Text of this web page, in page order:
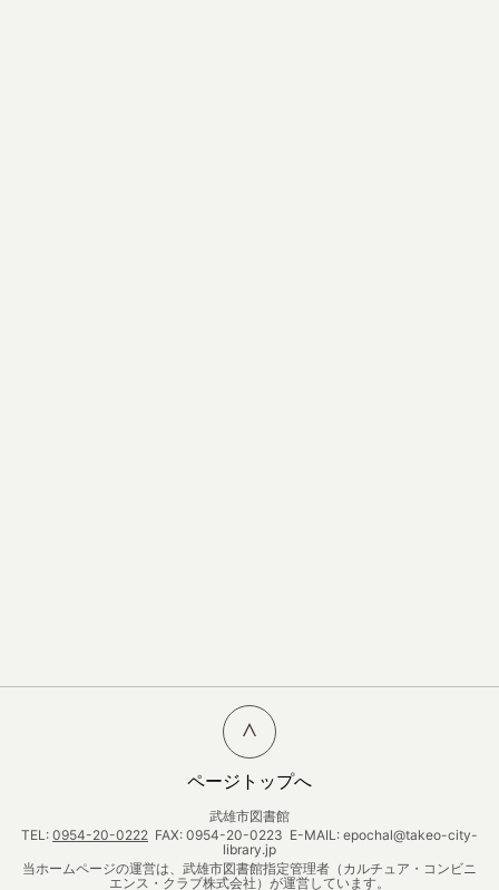
ページトップへ
武雄市図書館
TEL: 0954-20-0222 FAX: 0954-20-0223 E-MAIL: epochal@takeo-city-
library.jp
当ホームページの運営は、武雄市図書館指定管理者（カルチュア・コンビニ
エンス・クラブ株式会社）が運営しています。